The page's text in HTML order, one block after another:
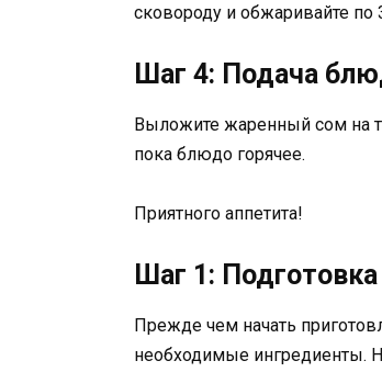
сковороду и обжаривайте по
Шаг 4: Подача
Выложите жаренный сом на
пока блюдо горячее.
Приятного аппетита!
Шаг 1:
Прежде чем начать
необходимые ингредиенты.